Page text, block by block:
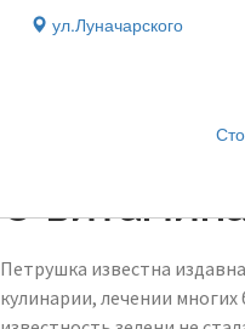
ул.Луначарского
О
Петрушка известна
кулинарии, лечении